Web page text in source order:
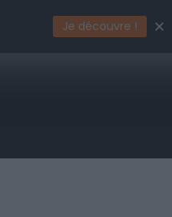
Je découvre ! ×